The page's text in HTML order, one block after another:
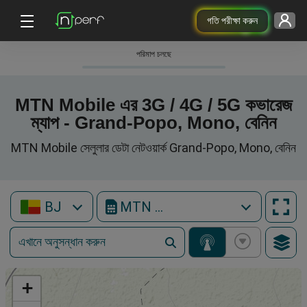
গতি পরীক্ষা করুন
পরিমাপ চলছে
MTN Mobile এর 3G / 4G / 5G কভারেজ
ম্যাপ - Grand-Popo, Mono, বেনিন
MTN Mobile সেলুলার ডেটা নেটওয়ার্ক Grand-Popo, Mono, বেনিন
BJ MTN Mobile
+